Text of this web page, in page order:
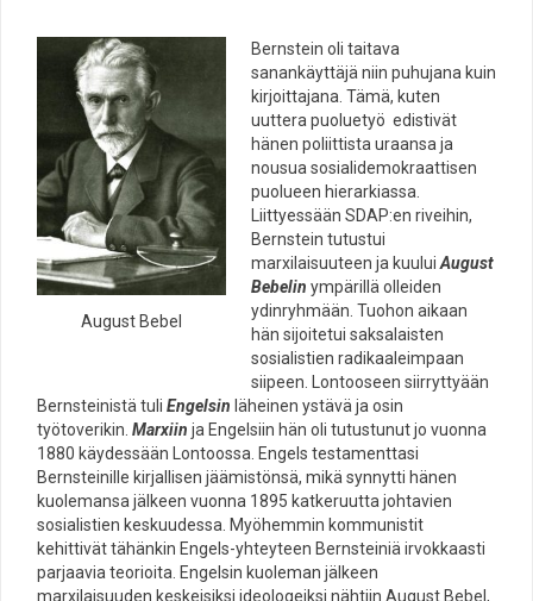
August Bebel
Bernstein oli taitava
sanankäyttäjä niin puhujana kuin
kirjoittajana. Tämä, kuten
uuttera puoluetyö edistivät
hänen poliittista uraansa ja
nousua sosialidemokraattisen
puolueen hierarkiassa.
Liittyessään SDAP:en riveihin,
Bernstein tutustui
marxilaisuuteen ja kuuluiAugust
Bebelin ympärillä olleiden
ydinryhmään. Tuohon aikaan
hän sijoitetui saksalaisten
sosialistien radikaaleimpaan
siipeen. Lontooseen siirryttyään
Bernsteinistä tuli Engelsin läheinen ystävä ja osin
työtoverikin. Marxiin ja Engelsiin hän oli tutustunut jo vuonna
1880 käydessään Lontoossa. Engels testamenttasi
Bernsteinille kirjallisen jäämistönsä, mikä synnytti hänen
kuolemansa jälkeen vuonna 1895 katkeruutta johtavien
sosialistien keskuudessa. Myöhemmin kommunistit
kehittivät tähänkin Engels-yhteyteen Bernsteiniä irvokkaasti
parjaavia teorioita. Engelsin kuoleman jälkeen
marxilaisuuden keskeisiksi ideologeiksi nähtiin August Bebel,